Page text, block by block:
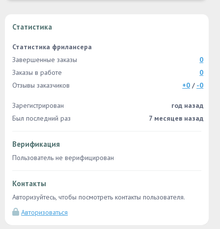
Статистика
Статистика фрилансера
Завершенные заказы
0
Заказы в работе
0
Отзывы заказчиков
+0 / -0
Зарегистрирован
год назад
Был последний раз
7 месяцев назад
Верификация
Пользователь не верифицирован
Контакты
Авторизуйтесь, чтобы посмотреть контакты пользователя.
Авторизоваться